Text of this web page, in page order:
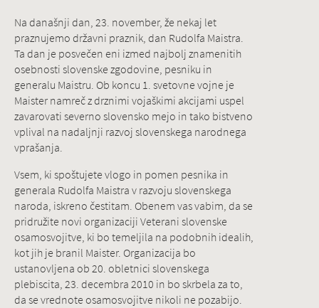
Na današnji dan, 23. november, že nekaj let
praznujemo državni praznik, dan Rudolfa Maistra.
Ta dan je posvečen eni izmed najbolj znamenitih
osebnosti slovenske zgodovine, pesniku in
generalu Maistru. Ob koncu 1. svetovne vojne je
Maister namreč z drznimi vojaškimi akcijami uspel
zavarovati severno slovensko mejo in tako bistveno
vplival na nadaljnji razvoj slovenskega narodnega
vprašanja.
Vsem, ki spoštujete vlogo in pomen pesnika in
generala Rudolfa Maistra v razvoju slovenskega
naroda, iskreno čestitam. Obenem vas vabim, da se
pridružite novi organizaciji Veterani slovenske
osamosvojitve, ki bo temeljila na podobnih idealih,
kot jih je branil Maister. Organizacija bo
ustanovljena ob 20. obletnici slovenskega
plebiscita, 23. decembra 2010 in bo skrbela za to,
da se vrednote osamosvojitve nikoli ne pozabijo.